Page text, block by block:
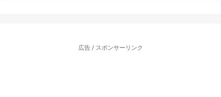
広告 / スポンサーリンク